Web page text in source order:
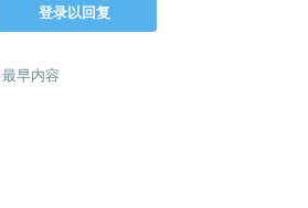
登录以回复
最早内容